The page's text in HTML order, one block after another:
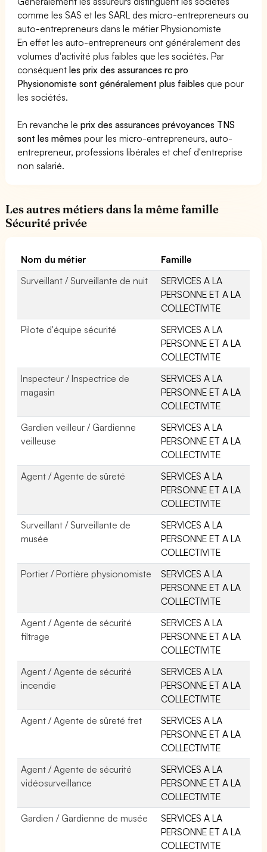
comme les SAS et les SARL des micro-entrepreneurs ou
auto-entrepreneurs dans le métier Physionomiste
En effet les auto-entrepreneurs ont généralement des
volumes d'activité plus faibles que les sociétés. Par
conséquentles prix des assurances rc pro
Physionomiste sont généralement plus faibles que pour
les sociétés.
En revanche leprix des assurances prévoyances TNS
sont les mêmes pour les micro-entrepreneurs, auto-
entrepreneur, professions libérales et chef d'entreprise
non salarié.
Les autres métiers dans la même famille
Sécurité privée
Nom du métier
Famille
Surveillant / Surveillante de nuit
SERVICES A LA
PERSONNE ET A LA
COLLECTIVITE
Pilote d'équipe sécurité
SERVICES A LA
PERSONNE ET A LA
COLLECTIVITE
Inspecteur / Inspectrice de
magasin
SERVICES A LA
PERSONNE ET A LA
COLLECTIVITE
Gardien veilleur / Gardienne
veilleuse
SERVICES A LA
PERSONNE ET A LA
COLLECTIVITE
Agent / Agente de sûreté
SERVICES A LA
PERSONNE ET A LA
COLLECTIVITE
Surveillant / Surveillante de
musée
SERVICES A LA
PERSONNE ET A LA
COLLECTIVITE
Portier / Portière physionomiste
SERVICES A LA
PERSONNE ET A LA
COLLECTIVITE
Agent / Agente de sécurité
filtrage
SERVICES A LA
PERSONNE ET A LA
COLLECTIVITE
Agent / Agente de sécurité
incendie
SERVICES A LA
PERSONNE ET A LA
COLLECTIVITE
Agent / Agente de sûreté fret
SERVICES A LA
PERSONNE ET A LA
COLLECTIVITE
Agent / Agente de sécurité
vidéosurveillance
SERVICES A LA
PERSONNE ET A LA
COLLECTIVITE
Gardien / Gardienne de musée
SERVICES A LA
PERSONNE ET A LA
COLLECTIVITE